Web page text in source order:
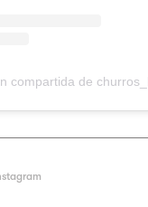
compartida de